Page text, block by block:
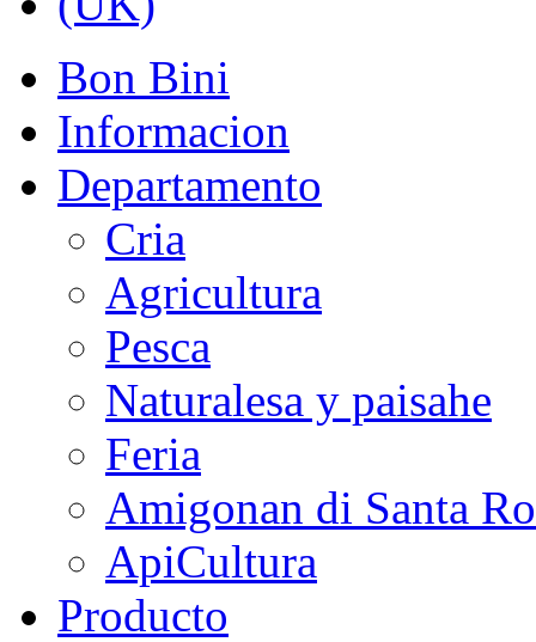
Bon Bini
Informacion
Departamento
Cria
Agricultura
Pesca
Naturalesa y paisahe
Feria
Amigonan di Santa
ApiCultura
Producto